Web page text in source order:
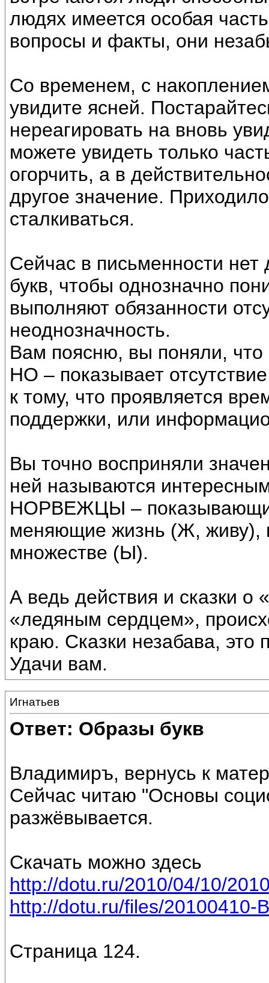
людях имеется особая
вопросы и факты, они
Со временем, с
увидите ясней.
нереагировать на вновь
можете увидеть только
огорчить, а в
другое значение.
сталкиваться.
Сейчас в письменности нет
букв, чтобы однозначно
выполняют обязанности
неоднозначность.
Вам поясню, вы поняли,
НО – показывает
к тому, что проявляется
поддержки, или
Вы точно восприняли
ней называются
НОРВЕЖЦЫ –
меняющие жизнь (Ж,
множестве (Ы).
А ведь действия и сказки о
«ледяным сердцем»,
краю. Сказки незабава,
Удачи вам.
Игнатьев
Ответ: Образы букв
Владимиръ, вернусь к
Сейчас читаю "Основы
разжёвывается.
Скачать можно здесь
http://dotu.ru/2010/04/10/
http://dotu.ru/files/20100410-
Страница 124.